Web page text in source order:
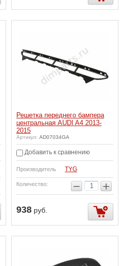
Решетка переднего бампера
центральная AUDI A4 2013-
2015
Артикул: AD07034GA
Добавить к сравнению
Производитель TYG
Количество: − +
938 руб.